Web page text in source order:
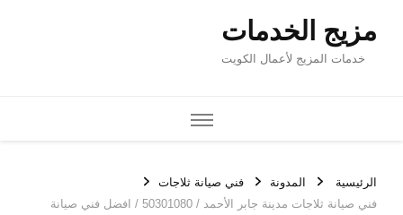
مزيج الخدمات
خدمات المزيج لأعمال الكويت
الرئيسية المدونة
فني صيانة ثلاجات
فني صيانة ثلاجات مدينة جابر الأحمد / 50301080 / افضل فني صيانة